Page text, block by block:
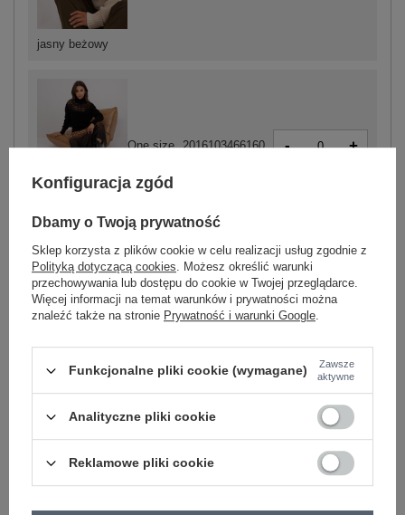
jasny beżowy
czarny
One size 2016103466160 - +
ZALOGUJ SIĘ I ZOBACZ CENĘ
sposób prania : pranie w pralce w 30°C
Kod produktu
TO-SW-1909.11X
Konfiguracja zgód
Dbamy o Twoją prywatność
Sklep korzysta z plików cookie w celu realizacji usług zgodnie z
Polityką dotyczącą cookies. Możesz określić warunki
przechowywania lub dostępu do cookie w Twojej przeglądarce.
Więcej informacji na temat warunków i prywatności można
znaleźć także na stronie Prywatność i warunki Google.
Funkcjonalne pliki cookie (wymagane)
Zawsze
aktywne
Analityczne pliki cookie
Reklamowe pliki cookie